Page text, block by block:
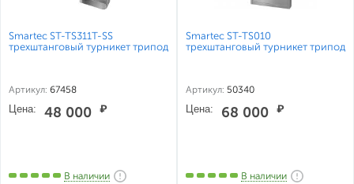
Smartec ST-TS311T-SS
трехштанговый турникет трипод
Артикул: 67458
Цена: 48 000 ₽
В наличии
Smartec ST-TS010
трехштанговый турникет трипод
Артикул: 50340
Цена: 68 000 ₽
В наличии